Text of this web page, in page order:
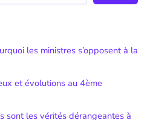
les ministres s’opposent à la
et évolutions au 4ème
sont les vérités dérangeantes à